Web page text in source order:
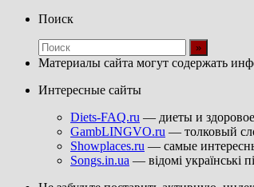
Поиск
Материалы сайта могут содержать
Интересные сайты
Diets-FAQ.ru — диеты и
GambLINGVO.ru — толковый
Showplaces.ru — самые
Songs.in.ua — відомі українські